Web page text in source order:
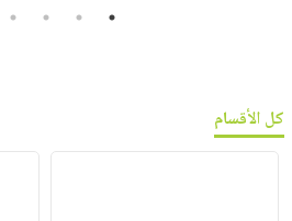
1
2
3
4
كل الأقسام